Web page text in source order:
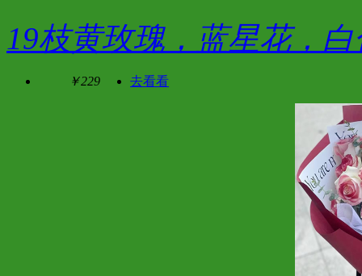
19枝黄玫瑰，蓝星花，
￥229 去看看